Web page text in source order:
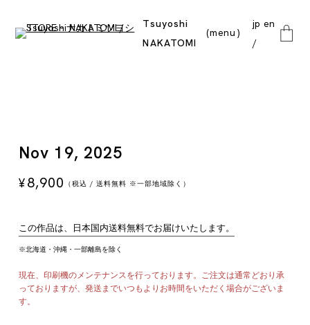
Tsuyoshi
NAKATOMI
menu
jp en
Nov 19, 2025
¥8,900 （税込 / 送料無料 ※一部地域除く）
この作品は、日本国内送料無料でお届けいたします。
※北海道・沖縄・一部離島を除く
現在、印刷機のメンテナンスを行っております。ご注文は通常どおり承
っておりますが、発送までいつもよりお時間をいただく場合がございま
す。